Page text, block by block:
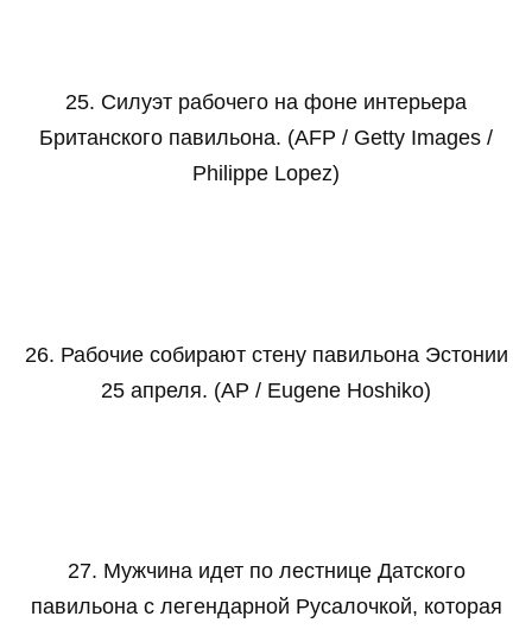
25. Силуэт рабочего на фоне интерьера
Британского павильона. (AFP / Getty Images /
Philippe Lopez)
26. Рабочие собирают стену павильона Эстонии
25 апреля. (AP / Eugene Hoshiko)
27. Мужчина идет по лестнице Датского
павильона с легендарной Русалочкой, которая